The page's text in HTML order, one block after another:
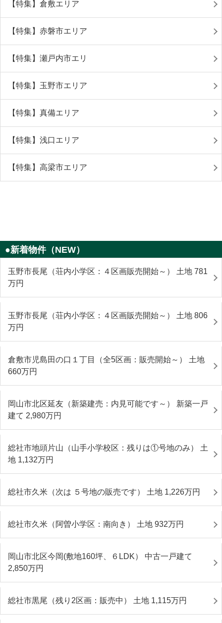
【特集】倉敷エリア
【特集】赤磐市エリア
【特集】瀬戸内市エリ
【特集】玉野市エリア
【特集】真備エリア
【特集】浅口エリア
【特集】高梁市エリア
●新着物件（NEW）
玉野市長尾（荘内小学区：４区画販売開始～） 土地 781
万円
玉野市長尾（荘内小学区：４区画販売開始～） 土地 806
万円
倉敷市児島田の口１丁目（全5区画：販売開始～） 土地
660万円
岡山市北区延友（新築建売：内見可能です～） 新築一戸
建て 2,980万円
総社市地頭片山（山手小学校区：残りは①号地のみ） 土
地 1,132万円
総社市久米（次は ５号地の販売です） 土地 1,226万円
総社市久米（阿曽小学区：南向き） 土地 932万円
岡山市北区今岡(敷地160坪、６LDK） 中古一戸建て
2,850万円
総社市黒尾（残り2区画：販売中） 土地 1,115万円